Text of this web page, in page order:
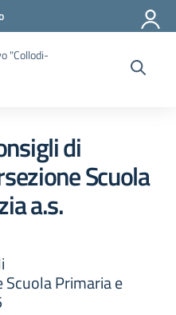
"Collodi-
di
Scuola
a.s.
Primaria e